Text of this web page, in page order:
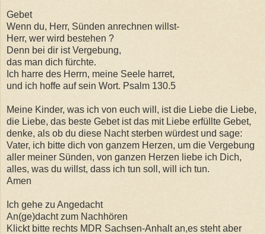
Gebet
Wenn du, Herr, Sünden anrechnen willst-
Herr, wer wird bestehen ?
Denn bei dir ist Vergebung,
das man dich fürchte.
Ich harre des Herrn, meine Seele harret,
und ich hoffe auf sein Wort. Psalm 130.5
Meine Kinder, was ich von euch will, ist die Liebe die Liebe,
die Liebe, das beste Gebet ist das mit Liebe erfüllte Gebet,
denke, als ob du diese Nacht sterben würdest und sage:
Vater, ich bitte dich von ganzem Herzen, um die Vergebung
aller meiner Sünden, von ganzen Herzen liebe ich Dich,
alles, was du willst, dass ich tun soll, will ich tun.
Amen
Ich gehe zu Angedacht
An(ge)dacht zum Nachhören
Klickt bitte rechts MDR Sachsen-Anhalt an,es steht aber